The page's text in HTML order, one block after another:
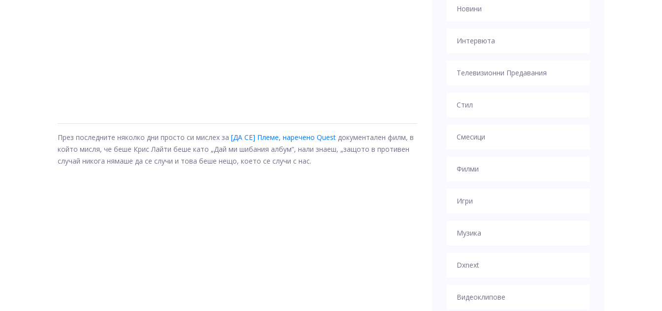
През последните няколко дни просто си мислех за [ДА СЕ] Племе, наречено Quest документален филм, в
който мисля, че беше Крис Лайти беше като „Дай ми шибания албум“, нали знаеш, „защото в противен
случай никога нямаше да се случи и това беше нещо, което се случи с нас.
Новини
Интервюта
Телевизионни Предавания
Стил
Смесици
Филми
Игри
Музика
Dxnext
Видеоклипове